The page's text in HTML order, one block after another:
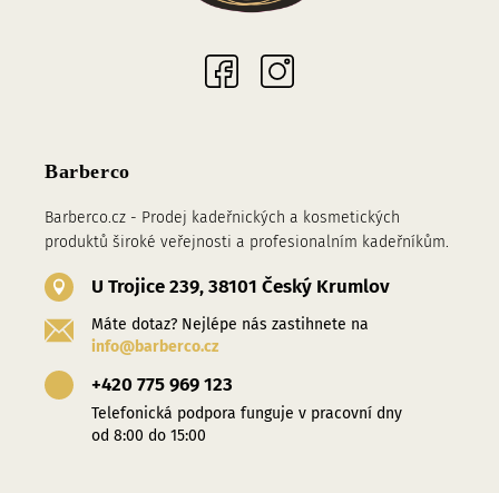
Barberco
Barberco.cz - Prodej kadeřnických a kosmetických
produktů široké veřejnosti a profesionalním kadeřníkům.
U Trojice 239, 38101 Český Krumlov
Máte dotaz? Nejlépe nás zastihnete na
info@barberco.cz
+420 775 969 123
Telefonická podpora funguje v pracovní dny
od 8:00 do 15:00